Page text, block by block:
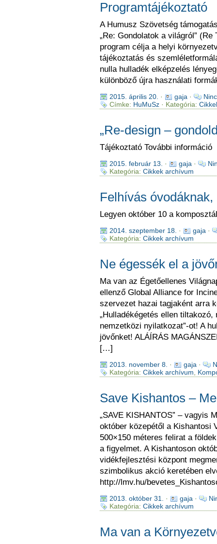
Programtájékoztató
A Humusz Szövetség
„Re: Gondolatok a világról”
program célja a helyi
tájékoztatás és
nulla hulladék elképzelés
különböző újra használati
2015. április 20. · gaja ·
Címke: HuMuSz· Kategória:
„Re-design –
Tájékoztató További információ
2015. február 13. · gaja ·
Kategória: Cikkek archívum
Felhívás
Legyen október 10 a
2014. szeptember 18. · gaja ·
Kategória: Cikkek archívum
Ne égessék el a
Ma van az Égetőellenes
ellenző Global Alliance for
szervezet hazai tagjaként arra
„Hulladékégetés ellen
nemzetközi nyilatkozat”-ot! A
jövőnket! ALÁÍRÁS
[…]
2013. november 8. · gaja ·
Kategória: Cikkek archívum
Save Kishantos –
„SAVE KISHANTOS” – vagyis
október közepétől a Kishantosi
500×150 méteres felirat a
a figyelmet. A Kishantoson
vidékfejlesztési központ
szimbolikus akció keretében
http://lmv.hu/
2013. október 31. · gaja ·
Kategória: Cikkek archívum
Ma van a